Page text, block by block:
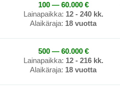
100 — 60.000 €
Lainapaikka: 12 - 240 kk.
Alaikäraja: 18 vuotta
500 — 60.000 €
Lainapaikka: 12 - 216 kk.
Alaikäraja: 18 vuotta